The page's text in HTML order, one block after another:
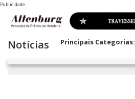
Publicidade
Notícias Principais Categorias: